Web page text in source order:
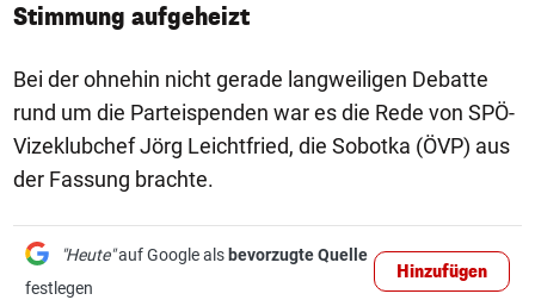
Stimmung aufgeheizt
Bei der ohnehin nicht gerade langweiligen Debatte
rund um die Parteispenden war es die Rede von SPÖ-
Vizeklubchef Jörg Leichtfried, die Sobotka (ÖVP) aus
der Fassung brachte.
"Heute"auf Google als bevorzugte Quelle
festlegen
Hinzufügen